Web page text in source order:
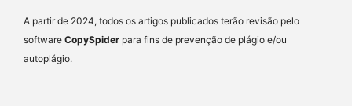
A partir de 2024, todos os artigos publicados terão revisão pelo
software CopySpider para fins de prevenção de plágio e/ou
autoplágio.